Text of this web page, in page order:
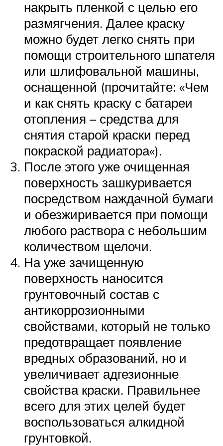
накрыть пленкой с целью его
размягчения. Далее краску
можно будет легко снять при
помощи строительного шпателя
или шлифовальной машины,
оснащенной (прочитайте: «Чем
и как снять краску с батареи
отопления – средства для
снятия старой краски перед
покраской радиатора«).
После этого уже очищенная
поверхность зашкуривается
посредством наждачной бумаги
и обезжиривается при помощи
любого раствора с небольшим
количеством щелочи.
На уже зачищенную
поверхность наносится
грунтовочный состав с
антикоррозионными
свойствами, который не только
предотвращает появление
вредных образований, но и
увеличивает адгезионные
свойства краски. Правильнее
всего для этих целей будет
воспользоваться алкидной
грунтовкой.